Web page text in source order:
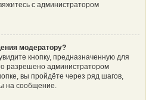
с администратором
модератору?
кнопку, предназначенную для
разрешено администратором
вы пройдёте через ряд шагов,
на сообщение.